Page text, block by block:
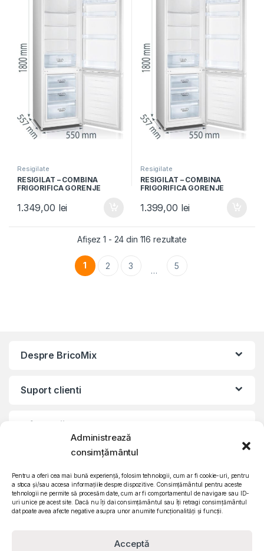
Administrează
consimțământul
Pentru a oferi cea mai bună experiență, folosim tehnologii, cum ar fi cookie-uri, pentru
a stoca și/sau accesa informațiile despre dispozitive. Consimțământul pentru aceste
tehnologii ne permite să procesăm date, cum ar fi comportamentul de navigare sau ID-
uri unice pe acest site. Dacă nu îți dai consimțământul sau îți retragi consimțământul
dat poate avea afecte negative asupra unor anumite funcționalități și funcții.
Acceptă
Resigilate
RESIGILAT – COMBINA
FRIGORIFICA GORENJE
Usi reversibile, H 180cm, Alb
1.349,00 lei
Resigilate
RESIGILAT – COMBINA
FRIGORIFICA GORENJE
Usi reversibile, H 180cm, Alb
1.399,00 lei
Afișez 1 - 24 din 116 rezultate
1 2 3 … 5
Despre BricoMix
Suport clienti
Informatii legale
©2010 – 2024 Quattro SRL